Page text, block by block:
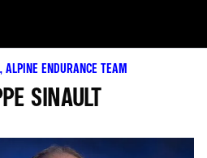
ALPINE ENDURANCE TEAM
SINAULT